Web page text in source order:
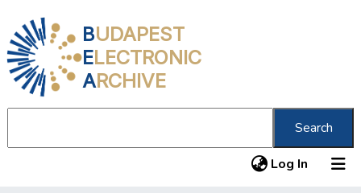
BUDAPEST
ELECTRONIC
ARCHIVE
Search
Log In (current)